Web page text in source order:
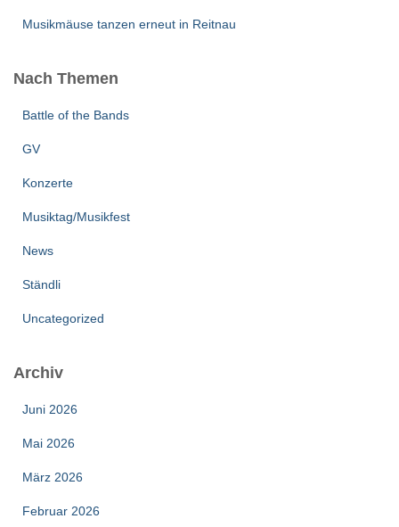
Musikmäuse tanzen erneut in Reitnau
Nach Themen
Battle of the Bands
GV
Konzerte
Musiktag/Musikfest
News
Ständli
Uncategorized
Archiv
Juni 2026
Mai 2026
März 2026
Februar 2026